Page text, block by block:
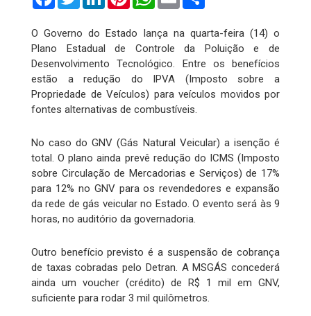
O Governo do Estado lança na quarta-feira (14) o
Plano Estadual de Controle da Poluição e de
Desenvolvimento Tecnológico. Entre os benefícios
estão a redução do IPVA (Imposto sobre a
Propriedade de Veículos) para veículos movidos por
fontes alternativas de combustíveis.
No caso do GNV (Gás Natural Veicular) a isenção é
total. O plano ainda prevê redução do ICMS (Imposto
sobre Circulação de Mercadorias e Serviços) de 17%
para 12% no GNV para os revendedores e expansão
da rede de gás veicular no Estado. O evento será às 9
horas, no auditório da governadoria.
Outro benefício previsto é a suspensão de cobrança
de taxas cobradas pelo Detran. A MSGÁS concederá
ainda um voucher (crédito) de R$ 1 mil em GNV,
suficiente para rodar 3 mil quilômetros.